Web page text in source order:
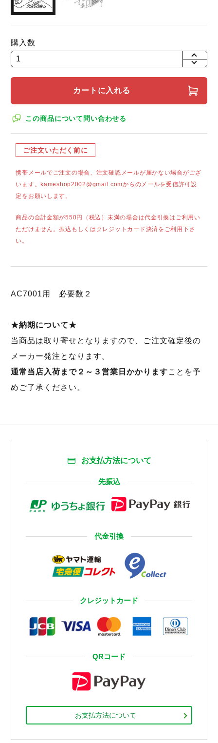
購入数
+
カートに入れる
この商品について問い合わせる
ご注文いただく前に
携帯メールでご注文の場合、注文確認メールが届かない場合がござ
います。kameshop2002@gmail.comからのメールを受信許可設
定をお願いします。
商品の合計金額が550円（税込）未満の場合は代金引換はご利用い
ただけません。振込もしくはクレジットカード決済をご利用下さ
い。
AC7001用 必要数２
★納期について★
当商品は取り寄せとなりますので、ご注文確定後の
メーカー発注となります。
通常当店入荷まで２～３営業日かかりますことを予
めご了承ください。
お支払方法について
先振込
代金引換
クレジットカード
QRコード
お支払方法について